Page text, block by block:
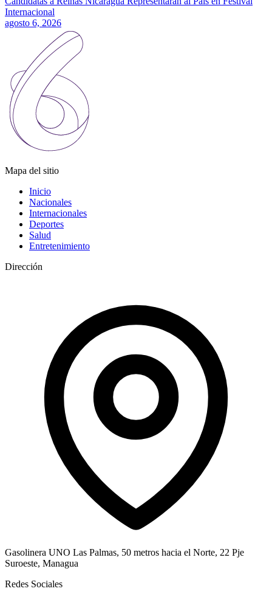
Internacional
agosto 6, 2026
Mapa del sitio
Inicio
Nacionales
Internacionales
Deportes
Salud
Entretenimiento
Dirección
Gasolinera UNO Las Palmas, 50 metros hacia el Norte, 22 Pje
Suroeste, Managua
Redes Sociales